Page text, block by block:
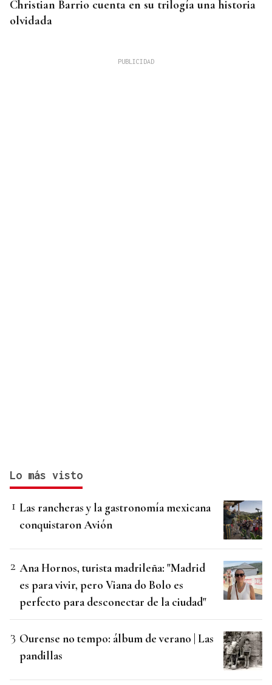
Christian Barrio cuenta en su trilogía una historia
olvidada
Lo más visto
Las rancheras y la gastronomía mexicana
conquistaron Avión
Ana Hornos, turista madrileña: "Madrid
es para vivir, pero Viana do Bolo es
perfecto para desconectar de la ciudad"
Ourense no tempo: álbum de verano | Las
pandillas